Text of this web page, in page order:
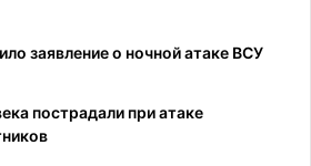
заявление о ночной атаке ВСУ
пострадали при атаке